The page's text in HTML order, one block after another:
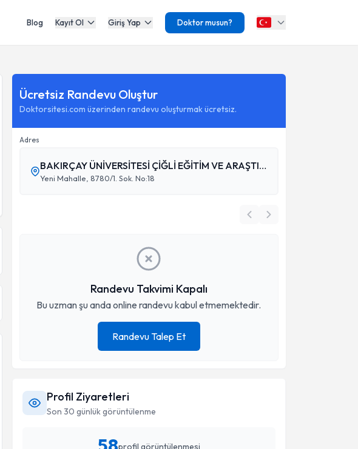
Blog Kayıt Ol Giriş Yap Doktor musun?
Ücretsiz Randevu Oluştur
Doktorsitesi.com üzerinden randevu oluşturmak ücretsiz.
Adres
BAKIRÇAY ÜNİVERSİTESİ ÇİĞLİ EĞİTİM VE ARAŞTIRMA HASTANESİ
Yeni Mahalle, 8780/1. Sok. No:18
Randevu Takvimi Kapalı
Bu uzman şu anda online randevu kabul etmemektedir.
Randevu Talep Et
Profil Ziyaretleri
Son 30 günlük görüntülenme
profil görüntülenmesi